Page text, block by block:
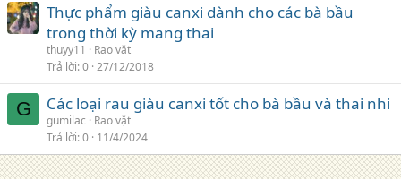
Thực phẩm giàu canxi dành cho các bà bầu
trong thời kỳ mang thai
thuyy11
Rao vặt
Trả lời 0 27/12/2018
G Các loại rau giàu canxi tốt cho bà bầu và thai nhi
gumilac
Rao vặt
Trả lời 0 11/4/2024